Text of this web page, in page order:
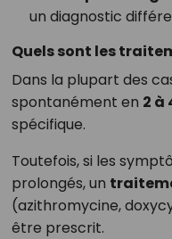
un diagnostic
Quels sont les
Dans la plupart des
spontanément en 2 à
spécifique.
Toutefois, si les
prolongés, un
(azithromycine,
être prescrit.